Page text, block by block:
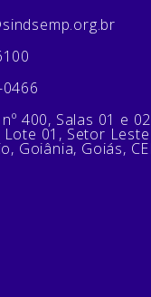
400, Salas 01 e
Lote 01, Setor Leste
Goiânia, Goiás,